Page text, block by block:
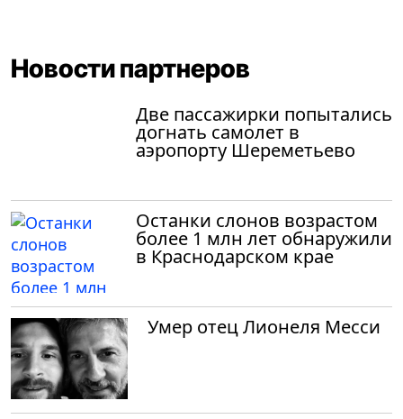
Новости партнеров
Две пассажирки попытались
догнать самолет в
аэропорту Шереметьево
Останки слонов возрастом
более 1 млн лет обнаружили
в Краснодарском крае
Умер отец Лионеля Месси